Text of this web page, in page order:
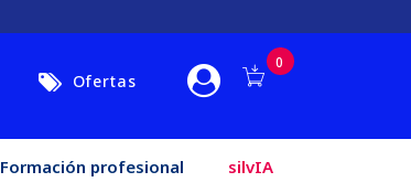
Ofertas
0
Formación profesional silvIA